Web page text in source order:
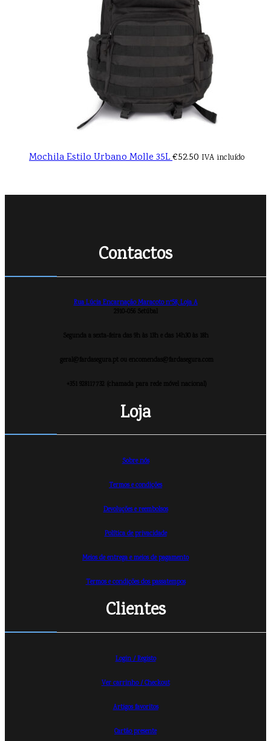
Mochila Estilo Urbano Molle 35L€52.50 IVA incluído
Contactos
Rua Lúcia Encarnação Maracoto nº58, Loja A
2910-056 Setúbal
Segunda a sexta-feira das 9h às 13h e das 14h30 às 18h
geral@fardasegura.pt ou encomendas@fardasegura.com
+351 928117732 (chamada para rede móvel nacional)
Loja
Sobre nós
Termos e condições
Devoluções e reembolsos
Política de privacidade
Meios de entrega e meios de pagamento
Termos e condições dos passatempos
Clientes
Login / Registo
Ver carrinho /Checkout
Artigos favoritos
Cartão presente